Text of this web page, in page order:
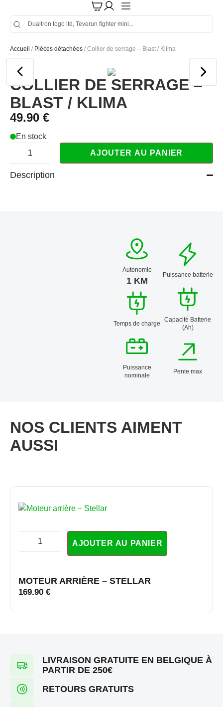
Accueil / Pièces détachées / Collier de serrage – Blast / Klima
COLLIER DE SERRAGE –
BLAST / KLIMA
49.90 €
En stock
AJOUTER AU PANIER
Description
Autonomie
1 KM
Puissance batterie
Temps de charge
Capacité Batterie
(Ah)
Puissance
nominale
Pente max
NOS CLIENTS AIMENT
AUSSI
AJOUTER AU PANIER
MOTEUR ARRIÈRE – STELLAR
169.90 €
LIVRAISON GRATUITE EN BELGIQUE À
PARTIR DE 250€
RETOURS GRATUITS